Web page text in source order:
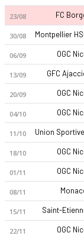
23/08 FC
30/08
06/09 OGC
13/09 GFC
20/09 OGC
04/10 OGC
11/10
18/10 OGC
01/11 OGC
08/11
15/11 Saint-
22/11 OGC